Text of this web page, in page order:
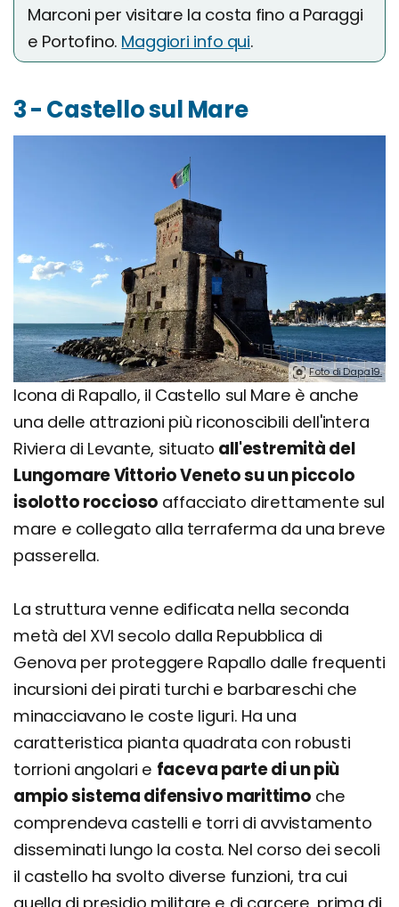
Marconi per visitare la costa fino a Paraggi
e Portofino. Maggiori info qui.
3 - Castello sul Mare
Foto di Dapa19.
Icona di Rapallo, il Castello sul Mare è anche
una delle attrazioni più riconoscibili dell'intera
Riviera di Levante, situato all'estremità del
Lungomare Vittorio Veneto su un piccolo
isolotto roccioso affacciato direttamente sul
mare e collegato alla terraferma da una breve
passerella.
La struttura venne edificata nella seconda
metà del XVI secolo dalla Repubblica di
Genova per proteggere Rapallo dalle frequenti
incursioni dei pirati turchi e barbareschi che
minacciavano le coste liguri. Ha una
caratteristica pianta quadrata con robusti
torrioni angolari e faceva parte di un più
ampio sistema difensivo marittimo che
comprendeva castelli e torri di avvistamento
disseminati lungo la costa. Nel corso dei secoli
il castello ha svolto diverse funzioni, tra cui